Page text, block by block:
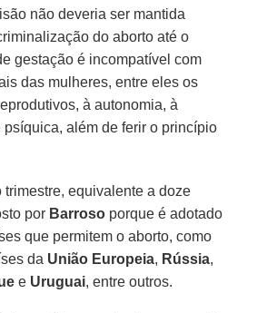
não deveria ser mantida
do aborto até o
gestação é incompatível com
das mulheres, entre eles os
à autonomia, à
além de ferir o princípio
trimestre, equivalente a doze
por Barroso porque é adotado
que permitem o aborto, como
da União Europeia, Rússia,
e Uruguai, entre outros.